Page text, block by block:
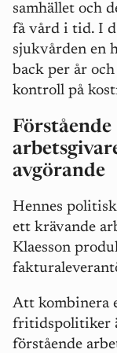
samhället och
få vård i tid. I
sjukvården en
back per år
kontroll på
Förstående
avgörande
Hennes
ett krävande
Klaesson
Att kombinera
fritidspolitiker
förstående